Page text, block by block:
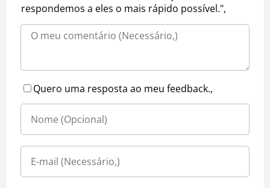
respondemos a eles o mais rápido possível.",
Quero uma resposta ao meu feedback.,